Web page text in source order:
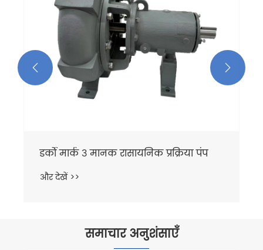
डर्को मार्क 3 मानक रासायनिक प्रक्रिया पंप
और देखें >>
 
समाचार अनुशंसाएँ